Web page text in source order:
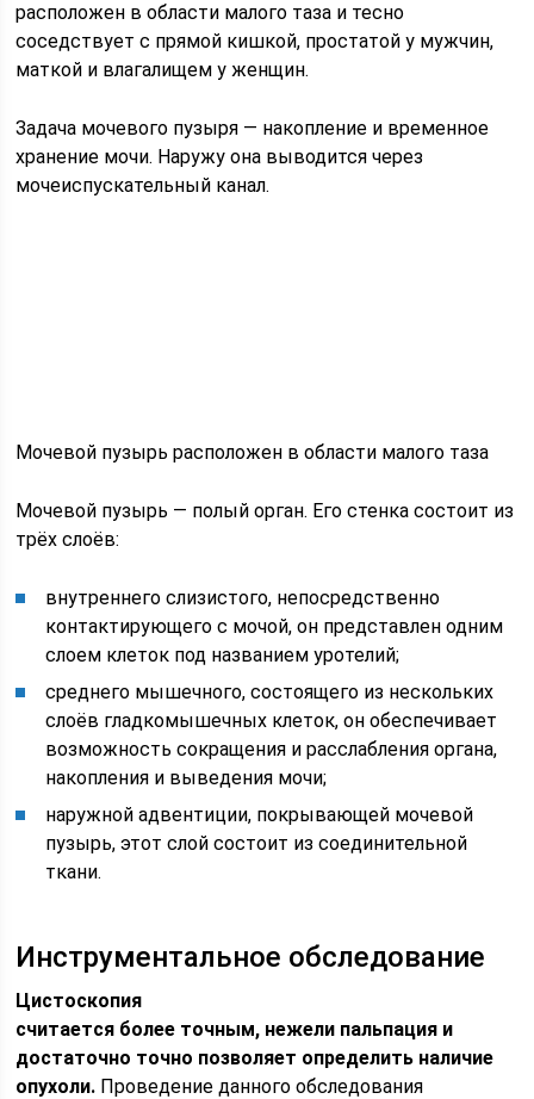
расположен в области малого таза и тесно
соседствует с прямой кишкой, простатой у мужчин,
маткой и влагалищем у женщин.
Задача мочевого пузыря — накопление и временное
хранение мочи. Наружу она выводится через
мочеиспускательный канал.
Мочевой пузырь расположен в области малого таза
Мочевой пузырь — полый орган. Его стенка состоит из
трёх слоёв:
внутреннего слизистого, непосредственно
контактирующего с мочой, он представлен одним
слоем клеток под названием уротелий;
среднего мышечного, состоящего из нескольких
слоёв гладкомышечных клеток, он обеспечивает
возможность сокращения и расслабления органа,
накопления и выведения мочи;
наружной адвентиции, покрывающей мочевой
пузырь, этот слой состоит из соединительной
ткани.
Инструментальное обследование
Цистоскопия
считается более точным, нежели пальпация и
достаточно точно позволяет определить наличие
опухоли. Проведение данного обследования